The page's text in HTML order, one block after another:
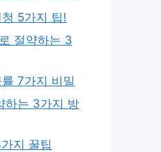
5가지 팁!
절약하는 3
7가지 비밀
하는 3가지 방
지 꿀팁